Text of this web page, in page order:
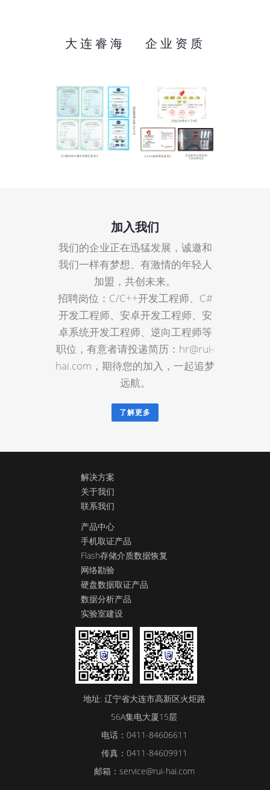
大连睿海 企业资质
加入我们
我们的企业正在迅猛发展，诚邀和
我们一样有梦想、有激情的年轻人
加盟，共创未来。
招聘岗位：C/C++开发工程师、C#
开发工程师、安卓开发工程师、安
卓系统开发工程师、逆向工程师等
职位，有意者请投递简历：hr@rui-
hai.com，期待您的加入，一起追梦
远航。
了解更多
解决方案
关于我们
联系我们
产品中心
手机取证产品
Flash存储介质数据恢复
网络勘验
硬盘数据取证产品
数据分析产品
实验室建设
地址: 辽宁省大连市高新区火炬路
56A集电大厦15层
电话：0411-84606611
传真：0411-84609911
邮箱：service@rui-hai.com